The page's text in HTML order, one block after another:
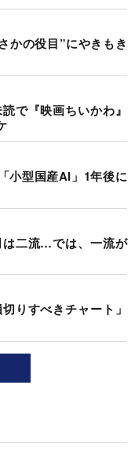
かの役目”にやきもき
で『映画ちいかわ』
小型国産AI」1年後に
は二流…では、一流が
りすべきチャート」